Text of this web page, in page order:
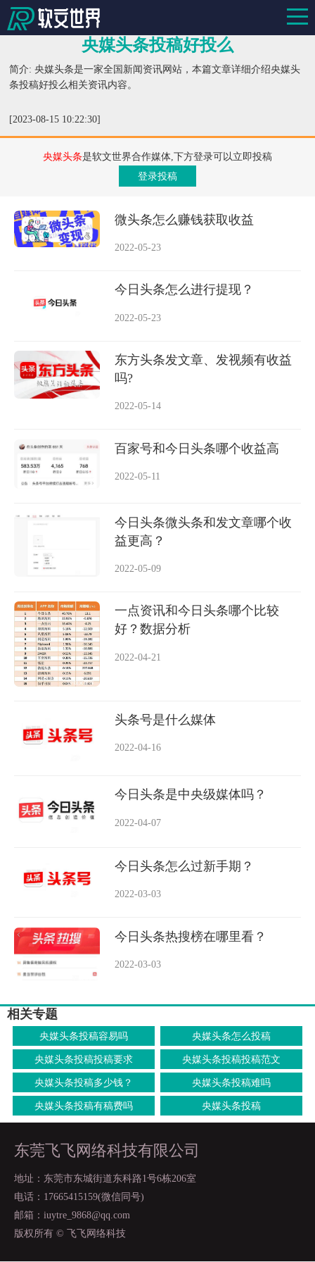
央媒头条投稿好投么
简介: 央媒头条是一家全国新闻资讯网站，本篇文章详细介绍央媒头
条投稿好投么相关资讯内容。
[2023-08-15 10:22:30]
央媒头条是软文世界合作媒体,下方登录可以立即投稿
登录投稿
微头条怎么赚钱获取收益
2022-05-23
今日头条怎么进行提现？
2022-05-23
东方头条发文章、发视频有收益
吗?
2022-05-14
百家号和今日头条哪个收益高
2022-05-11
今日头条微头条和发文章哪个收
益更高？
2022-05-09
一点资讯和今日头条哪个比较
好？数据分析
2022-04-21
头条号是什么媒体
2022-04-16
今日头条是中央级媒体吗？
2022-04-07
今日头条怎么过新手期？
2022-03-03
今日头条热搜榜在哪里看？
2022-03-03
相关专题
央媒头条投稿容易吗 央媒头条怎么投稿
央媒头条投稿投稿要求 央媒头条投稿投稿范文
央媒头条投稿多少钱？ 央媒头条投稿难吗
央媒头条投稿有稿费吗 央媒头条投稿
东莞飞飞网络科技有限公司
地址：东莞市东城街道东科路1号6栋206室
电话：17665415159(微信同号)
邮箱：iuytre_9868@qq.com
版权所有 © 飞飞网络科技